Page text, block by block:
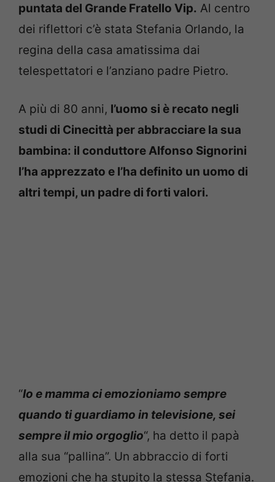
puntata del Grande Fratello Vip. Al centro
dei riflettori c’è stata Stefania Orlando, la
regina della casa amatissima dai
telespettatori e l’anziano padre Pietro.
A più di 80 anni, l’uomo si è recato negli
studi di Cinecittà per abbracciare la sua
bambina: il conduttore Alfonso Signorini
l’ha apprezzato e l’ha definito un uomo di
altri tempi, un padre di forti valori.
“Io e mamma ci emozioniamo sempre
quando ti guardiamo in televisione, sei
sempre il mio orgoglio“, ha detto il papà
alla sua “pallina”. Un abbraccio di forti
emozioni che ha stupito la stessa Stefania.